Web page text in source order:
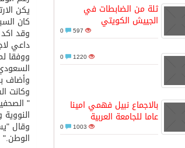
مدينة الملك سلمان للطاقة
كسوة الكعبة تعتلي البيت العتيق
“سبيس إكس” تطلق 24 قمرًا صناعيًا جديدًا إلى الفضاء
ثلة من الضابطات في
الجييش الكويتي
597
1220
بالاجماع نبيل فهمي امينا
عاما للجامعة العربية
1003
يكن
كان
وقد
داعي
ووفقا
وأضاف
وكانت
"
الوطن."